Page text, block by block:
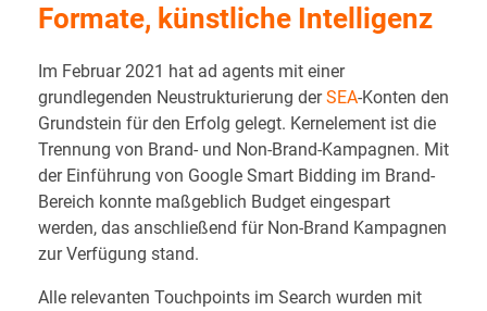
Formate, künstliche Intelligenz
Im Februar 2021 hat ad agents mit einer
grundlegenden Neustrukturierung derSEA-Konten den
Grundstein für den Erfolg gelegt. Kernelement ist die
Trennung von Brand- und Non-Brand-Kampagnen. Mit
der Einführung von Google Smart Bidding im Brand-
Bereich konnte maßgeblich Budget eingespart
werden, das anschließend für Non-Brand Kampagnen
zur Verfügung stand.
Alle relevanten Touchpoints im Search wurden mit